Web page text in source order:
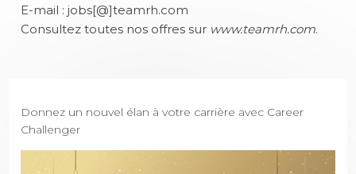
E-mail :jobs[@]teamrh.com
Consultez toutes nos offres sur www.teamrh.com.
Donnez un nouvel élan à votre carrière avec Career
Challenger